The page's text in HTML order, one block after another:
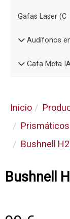
Gafas Laser (C
Audífonos
Gafa Meta
Inicio
Bushnell
Bushnell